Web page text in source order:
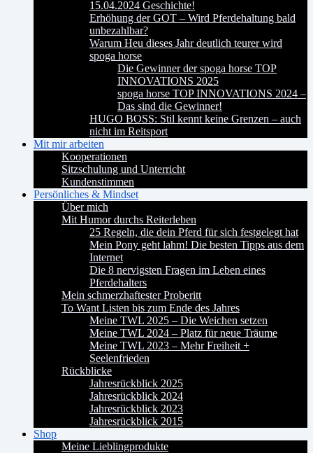
15.04.2024 Geschichte!
Erhöhung der GOT – Wird Pferdehaltung bald
unbezahlbar?
Warum Heu dieses Jahr deutlich teurer wird
spoga horse
Die Gewinner der spoga horse TOP
INNOVATIONS 2025
spoga horse TOP INNOVATIONS 2024 –
Das sind die Gewinner!
HUGO BOSS: Stil kennt keine Grenzen – auch
nicht im Reitsport
Mit mir arbeiten
Kooperationen
Sitzschulung und Unterricht
Kundenstimmen
Persönliches & Mindset
Über mich
Mit Humor durchs Reiterleben
25 Regeln, die dein Pferd für sich festgelegt hat
Mein Pony geht lahm! Die besten Tipps aus dem
Internet
Die 8 nervigsten Fragen im Leben eines
Pferdehalters
Mein schmerzhaftester Proberitt
To Want Listen bis zum Ende des Jahres
Meine TWL 2025 – Die Weichen setzen
Meine TWL 2024 – Platz für neue Träume
Meine TWL 2023 – Mehr Freiheit +
Seelenfrieden
Rückblicke
Jahresrückblick 2025
Jahresrückblick 2024
Jahresrückblick 2023
Jahresrückblick 2015
Shop
Meine Lieblingprodukte